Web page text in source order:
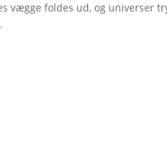
vægge foldes ud, og universer